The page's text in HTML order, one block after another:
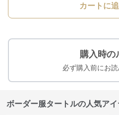
カートに
購入時の
必ず購入前にお読
ボーダー服タートルの人気アイ